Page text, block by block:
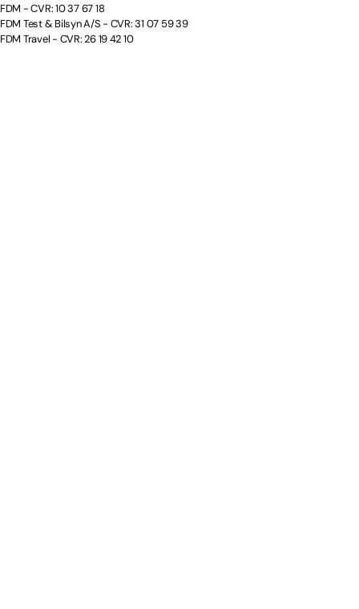
FDM - CVR: 10 37 67 18
FDM Test & Bilsyn A/S - CVR: 31 07 59 39
FDM Travel - CVR: 26 19 42 10